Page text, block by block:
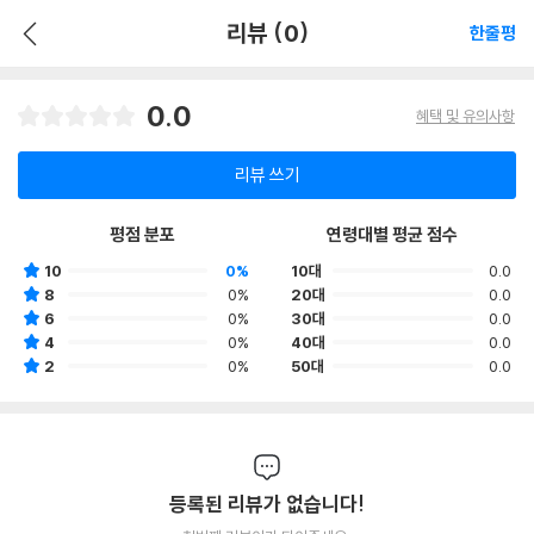
리뷰 (0) 한줄평
0.0 혜택 및 유의사항
리뷰 쓰기
평점 분포
10
0%
8
0%
6
0%
4
0%
2
0%
연령대별 평균 점수
10대
0.0
20대
0.0
30대
0.0
40대
0.0
50대
0.0
등록된 리뷰가 없습니다!